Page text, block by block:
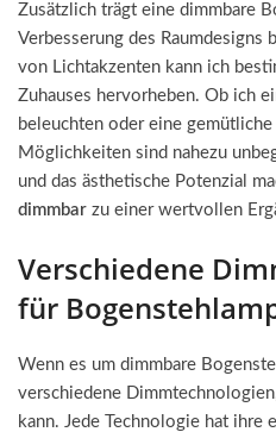
Zusätzlich trägt eine dimmbare
Verbesserung des Raumdesigns
von Lichtakzenten kann ich
Zuhauses hervorheben. Ob ich
beleuchten oder eine
Möglichkeiten sind nahezu
und das ästhetische Potenzial
dimmbar zu einer wertvollen
Verschiedene
für
Wenn es um dimmbare
verschiedene
kann. Jede Technologie hat ihre